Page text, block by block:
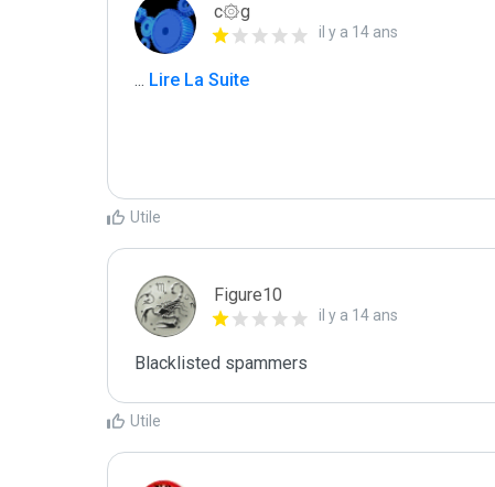
c۞g
il y a 14 ans
... Lire La Suite
Utile
Figure10
il y a 14 ans
Blacklisted spammers
Utile